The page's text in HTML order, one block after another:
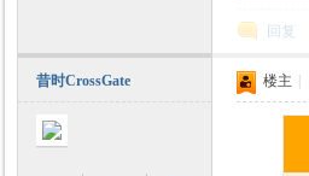
回复
昔时CrossGate 楼主